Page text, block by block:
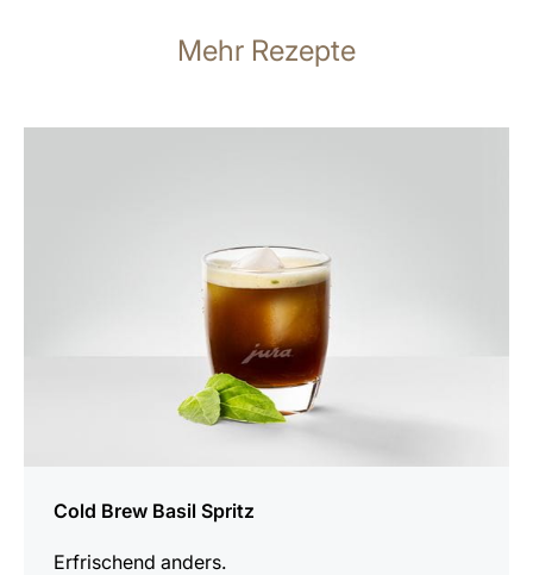
Mehr Rezepte
Cold Brew Basil Spritz
Erfrischend anders.